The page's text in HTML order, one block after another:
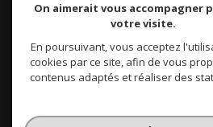
© 2026 | Tous droits réservés |
Nos honoraires
Plan du site
On aimerait vous accompagner
votre visite.
En poursuivant, vous acceptez
cookies par ce site, afin de vous
contenus adaptés et réaliser des